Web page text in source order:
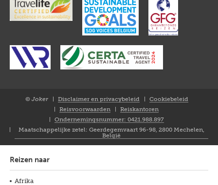
© Joker
Disclaimer en privacybeleid
Cookiebeleid
Reisvoorwaarden
Reiskantoren
Ondernemingsnummer: 0421.988.897
Maatschappelijke zetel: Geerdegemvaart 96-98, 2800 Mechelen,
België
Reizen naar
Afrika